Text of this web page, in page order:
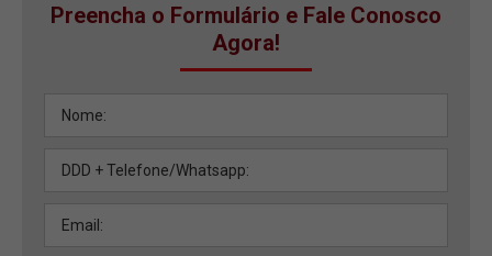
Preencha o Formulário e Fale Conosco
Agora!